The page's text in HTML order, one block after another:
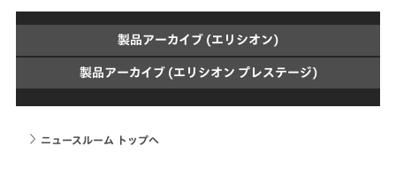
製品アーカイブ (エリシオン)
製品アーカイブ (エリシオン プレステージ)
ニュースルーム トップへ